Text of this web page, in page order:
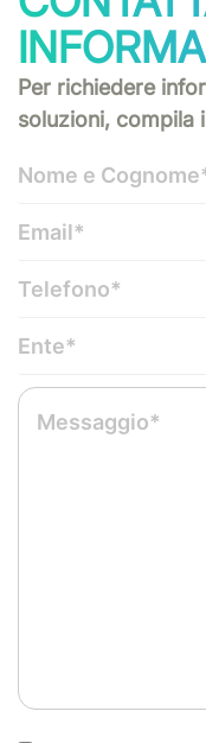
Per richiedere
soluzioni, compila